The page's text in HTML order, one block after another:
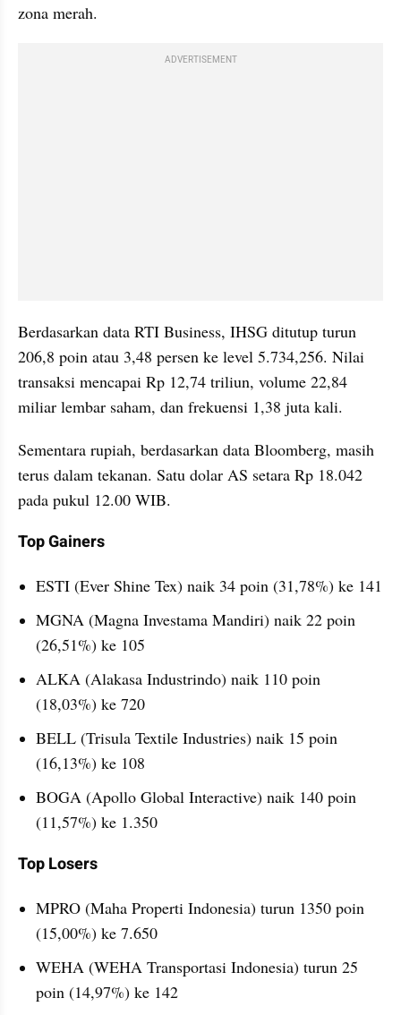
zona merah.
ADVERTISEMENT
Berdasarkan data RTI Business, IHSG ditutup turun
206,8 poin atau 3,48 persen ke level 5.734,256. Nilai
transaksi mencapai Rp 12,74 triliun, volume 22,84
miliar lembar saham, dan frekuensi 1,38 juta kali.
Sementara rupiah, berdasarkan data Bloomberg, masih
terus dalam tekanan. Satu dolar AS setara Rp 18.042
pada pukul 12.00 WIB.
Top Gainers
ESTI (Ever Shine Tex) naik 34 poin (31,78%) ke 141
MGNA (Magna Investama Mandiri) naik 22 poin
(26,51%) ke 105
ALKA (Alakasa Industrindo) naik 110 poin
(18,03%) ke 720
BELL (Trisula Textile Industries) naik 15 poin
(16,13%) ke 108
BOGA (Apollo Global Interactive) naik 140 poin
(11,57%) ke 1.350
Top Losers
MPRO (Maha Properti Indonesia) turun 1350 poin
(15,00%) ke 7.650
WEHA (WEHA Transportasi Indonesia) turun 25
poin (14,97%) ke 142